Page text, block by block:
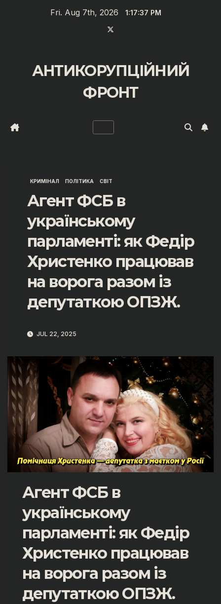
Fri. Aug 7th, 2026 1:17:37 PM
АНТИКОРУПЦІЙНИЙ
ФРОНТ
КРИМІНАЛ ПОЛІТИКА СВІТ
Агент ФСБ в
українському
парламенті: як Федір
Христенко працював
на ворога разом із
депутаткою ОПЗЖ.
JUL 22, 2025
Агент ФСБ в
українському
парламенті: як Федір
Христенко працював
на ворога разом із
депутаткою ОПЗЖ.